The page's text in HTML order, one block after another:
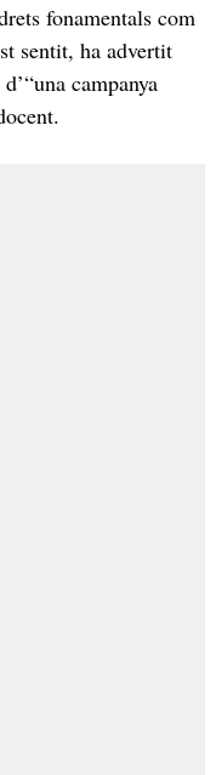
fonamentals com
sentit, ha advertit
campanya